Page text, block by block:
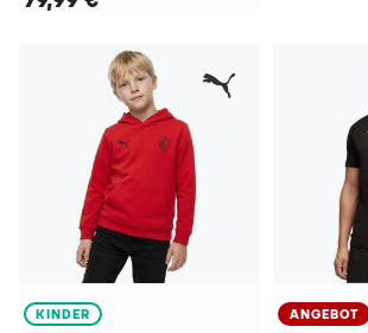
KINDER ANGEBOT